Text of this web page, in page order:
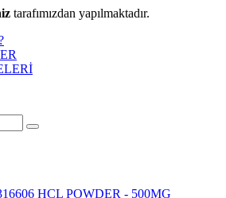
tarafımızdan yapılmaktadır.
HCL POWDER - 500MG